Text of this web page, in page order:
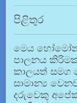
පිළිතුර
මෙය හෝමෝන
පාලනය
කාලයත් සමග
සාමාන්‍ය
දරුවෙකු